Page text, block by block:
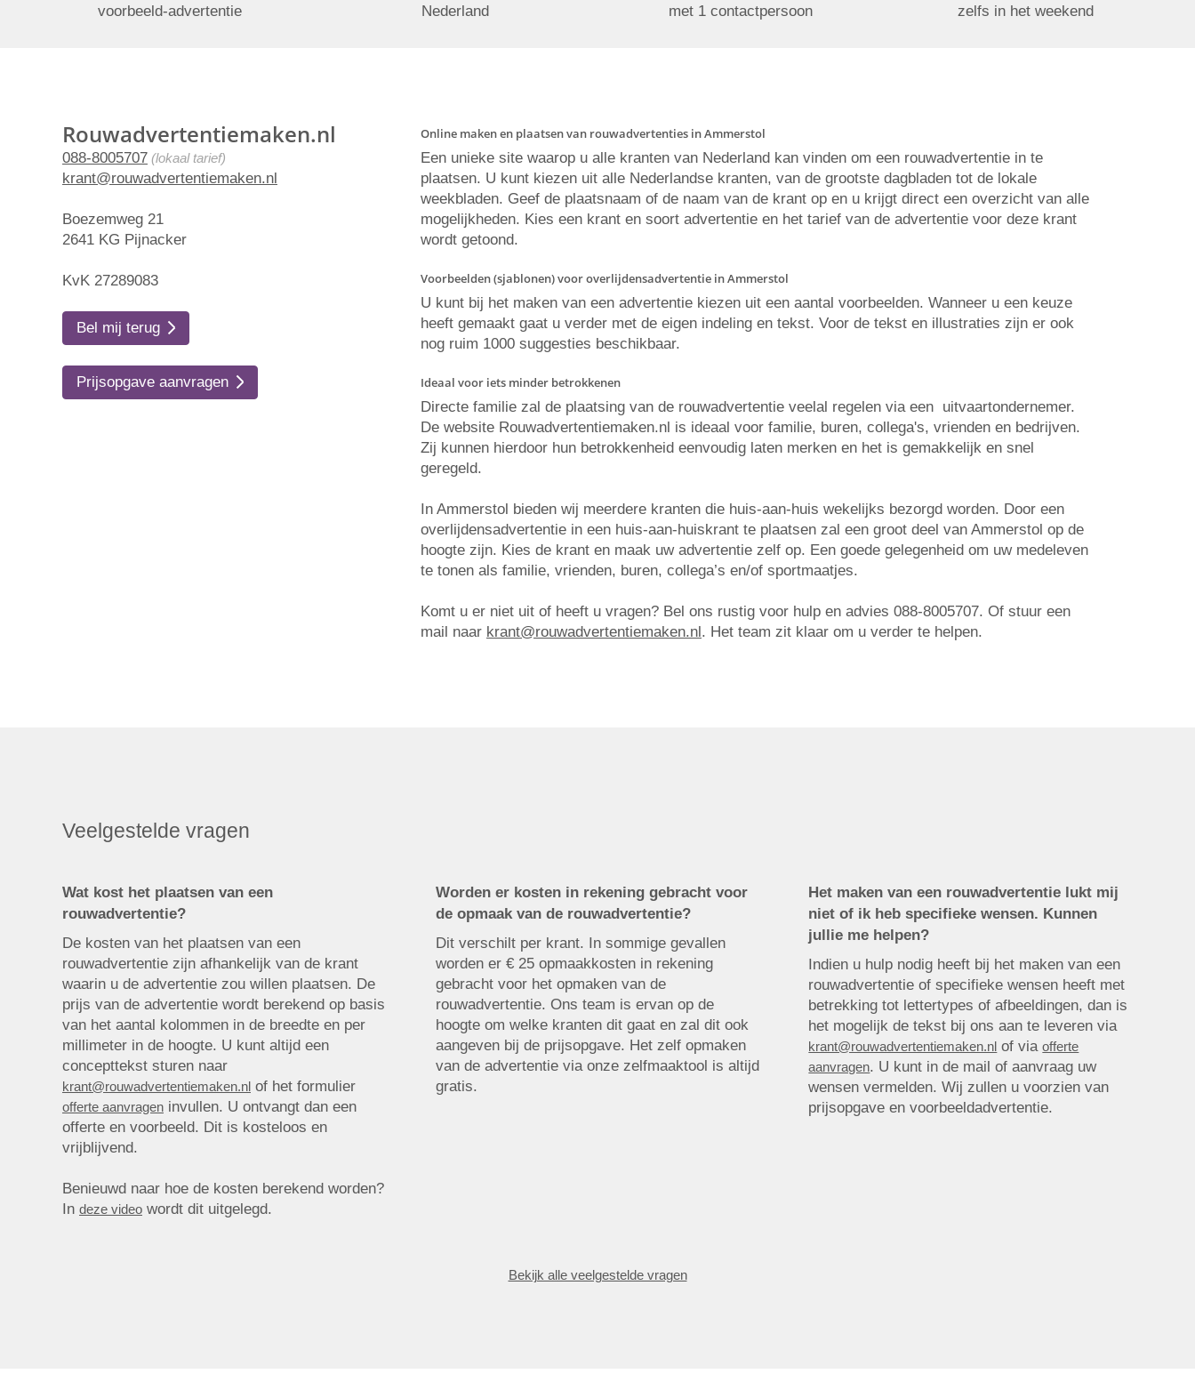
voorbeeld-advertentie
Nederland
met 1 contactpersoon
zelfs in het weekend
Rouwadvertentiemaken.nl
088-8005707 (lokaal tarief)
krant@rouwadvertentiemaken.nl
Boezemweg 21
2641 KG Pijnacker
KvK 27289083
Bel mij terug
Prijsopgave aanvragen
Online maken en plaatsen van rouwadvertenties in Ammerstol
Een unieke site waarop u alle kranten van Nederland kan vinden om een rouwadvertentie in te
plaatsen. U kunt kiezen uit alle Nederlandse kranten, van de grootste dagbladen tot de lokale
weekbladen. Geef de plaatsnaam of de naam van de krant op en u krijgt direct een overzicht van alle
mogelijkheden. Kies een krant en soort advertentie en het tarief van de advertentie voor deze krant
wordt getoond.
Voorbeelden (sjablonen) voor overlijdensadvertentie in Ammerstol
U kunt bij het maken van een advertentie kiezen uit een aantal voorbeelden. Wanneer u een keuze
heeft gemaakt gaat u verder met de eigen indeling en tekst. Voor de tekst en illustraties zijn er ook
nog ruim 1000 suggesties beschikbaar.
Ideaal voor iets minder betrokkenen
Directe familie zal de plaatsing van de rouwadvertentie veelal regelen via een uitvaartondernemer.
De website Rouwadvertentiemaken.nl is ideaal voor familie, buren, collega's, vrienden en bedrijven.
Zij kunnen hierdoor hun betrokkenheid eenvoudig laten merken en het is gemakkelijk en snel
geregeld.
In Ammerstol bieden wij meerdere kranten die huis-aan-huis wekelijks bezorgd worden. Door een
overlijdensadvertentie in een huis-aan-huiskrant te plaatsen zal een groot deel van Ammerstol op de
hoogte zijn. Kies de krant en maak uw advertentie zelf op. Een goede gelegenheid om uw medeleven
te tonen als familie, vrienden, buren, collega’s en/of sportmaatjes.
Komt u er niet uit of heeft u vragen? Bel ons rustig voor hulp en advies 088-8005707. Of stuur een
mail naar krant@rouwadvertentiemaken.nl. Het team zit klaar om u verder te helpen.
Veelgestelde vragen
Wat kost het plaatsen van een
rouwadvertentie?
De kosten van het plaatsen van een
rouwadvertentie zijn afhankelijk van de krant
waarin u de advertentie zou willen plaatsen. De
prijs van de advertentie wordt berekend op basis
van het aantal kolommen in de breedte en per
millimeter in de hoogte. U kunt altijd een
concepttekst sturen naar
krant@rouwadvertentiemaken.nl of het formulier
offerte aanvragen invullen. U ontvangt dan een
offerte en voorbeeld. Dit is kosteloos en
vrijblijvend.
Benieuwd naar hoe de kosten berekend worden?
In deze video wordt dit uitgelegd.
Worden er kosten in rekening gebracht voor
de opmaak van de rouwadvertentie?
Dit verschilt per krant. In sommige gevallen
worden er € 25 opmaakkosten in rekening
gebracht voor het opmaken van de
rouwadvertentie. Ons team is ervan op de
hoogte om welke kranten dit gaat en zal dit ook
aangeven bij de prijsopgave. Het zelf opmaken
van de advertentie via onze zelfmaaktool is altijd
gratis.
Het maken van een rouwadvertentie lukt mij
niet of ik heb specifieke wensen. Kunnen
jullie me helpen?
Indien u hulp nodig heeft bij het maken van een
rouwadvertentie of specifieke wensen heeft met
betrekking tot lettertypes of afbeeldingen, dan is
het mogelijk de tekst bij ons aan te leveren via
krant@rouwadvertentiemaken.nl of viaofferte
aanvragen. U kunt in de mail of aanvraag uw
wensen vermelden. Wij zullen u voorzien van
prijsopgave en voorbeeldadvertentie.
Bekijk alle veelgestelde vragen